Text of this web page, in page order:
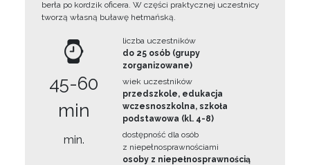
berła po kordzik oficera. W części praktycznej uczestnicy
tworzą własną buławę hetmańską.
45-60
min
min.
liczba uczestników
do 25 osób (grupy
zorganizowane)
wiek uczestników
przedszkole, edukacja
wczesnoszkolna, szkoła
podstawowa (kl. 4-8)
dostępność dla osób
z niepełnosprawnościami
osoby z niepełnosprawnością